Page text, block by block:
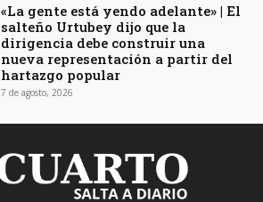
«La gente está yendo adelante» | El
salteño Urtubey dijo que la
dirigencia debe construir una
nueva representación a partir del
hartazgo popular
7 de agosto, 2026